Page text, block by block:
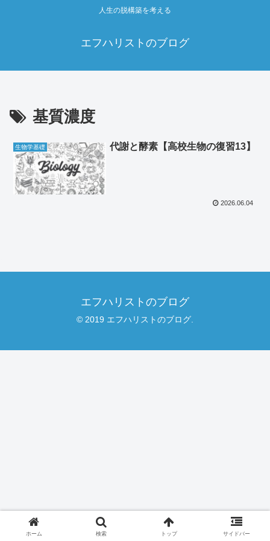
人生の脱構築を考える
エフハリストのブログ
基質濃度
生物学基礎 代謝と酵素【高校生物の復習13】
2026.06.04
エフハリストのブログ
© 2019 エフハリストのブログ.
ホーム 検索 トップ サイドバー